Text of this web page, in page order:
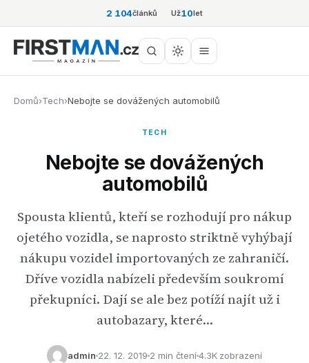
2 104článků Už10let
Domů›Tech›Nebojte se dovážených automobilů
TECH
Nebojte se dovážených
automobilů
Spousta klientů, kteří se rozhodují pro nákup
ojetého vozidla, se naprosto striktně vyhýbají
nákupu vozidel importovaných ze zahraničí.
Dříve vozidla nabízeli především soukromí
překupníci. Dají se ale bez potíží najít už i
autobazary, které…
admin 22. 12. 2019 2 min čtení4.3K zobrazení